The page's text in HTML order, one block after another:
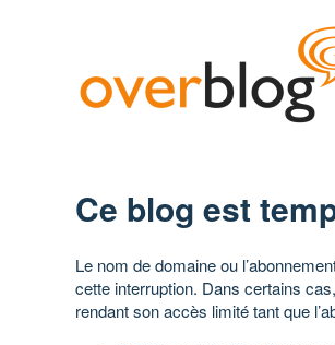
Ce blog est
Le nom de domaine ou
cette interruption. Dans certains
rendant son accès limité tant que